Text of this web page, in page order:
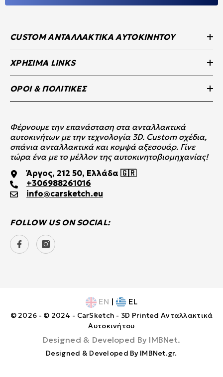
CUSTOM ΑΝΤΑΛΛΑΚΤΙΚΆ ΑΥΤΟΚΙΝΉΤΟΥ
ΧΡΉΣΙΜΑ LINKS
ΌΡΟΙ & ΠΟΛΙΤΙΚΈΣ
Φέρνουμε την επανάσταση στα ανταλλακτικά
αυτοκινήτων με την τεχνολογία 3D. Custom σχέδια,
σπάνια ανταλλακτικά και κομψά αξεσουάρ. Γίνε
τώρα ένα με το μέλλον της αυτοκινητοβιομηχανίας!
Άργος, 212 50, Ελλάδα 🇬🇷
+306988261016
info@carsketch.eu
FOLLOW US ON SOCIAL:
EN | EL
© 2026 - © 2024 - CarSketch - 3D Printed Ανταλλακτικά
Αυτοκινήτου
Designed & Developed By IMBNet.
Designed & Developed By IMBNet.gr.